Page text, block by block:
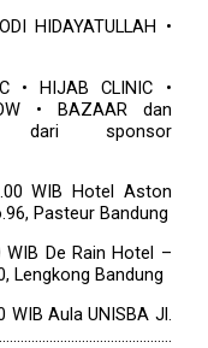
HIDAYATULLAH •
• HIJAB CLINIC •
• BAZAAR
dan
dari sponsor
WIB
Hotel Aston
Pasteur Bandung
WIB De Rain Hotel –
Lengkong Bandung
WIB Aula UNISBA Jl.